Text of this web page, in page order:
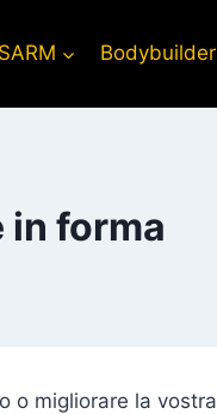
SARM
in forma
o migliorare la